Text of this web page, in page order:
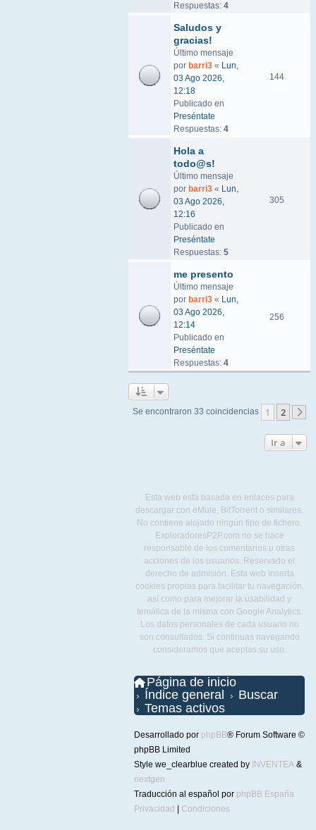
Respuestas: 4
Saludos y
gracias!
Último mensaje
por barri3 « Lun,
03 Ago 2026,
12:18
Publicado en
Preséntate
Respuestas: 4
144
Hola a
todo@s!
Último mensaje
por barri3 « Lun,
03 Ago 2026,
12:16
Publicado en
Preséntate
Respuestas: 5
305
me presento
Último mensaje
por barri3 « Lun,
03 Ago 2026,
12:14
Publicado en
Preséntate
Respuestas: 4
256
Se encontraron 33 coincidencias 1 2
Ir a
Esta web está basada en enlaces para
descargar con eMule, BitTorrent o similares.
No contiene alojado ningún tipo de fichero.
ExploradoresP2P.com no se hace
responsable de los comentarios u otras
acciones de los usuarios. Reservado el
derecho de admisión. Esta web inserta
cookies propias para facilitar tu navegación,
así como para mejorar la usabilidad y
temática de la misma con Google Analytics.
Los datos personales de cada usuario no
son consultados. Si continuas navegando
consideramos que aceptas su uso.
Página de inicio
Índice general
Buscar
Temas activos
Desarrollado por phpBB® Forum Software ©
phpBB Limited
Style we_clearblue created by INVENTEA &
nextgen
Traducción al español por phpBB España
Privacidad
Condiciones